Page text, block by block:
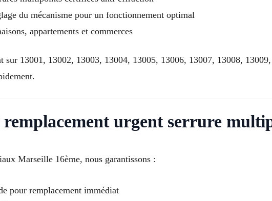
du mécanisme pour un fonctionnement optimal
appartements et commerces
sur 13001, 13002, 13003, 13004, 13005, 13006, 13007, 13008,
remplacement urgent serrure
Marseille 16ème, nous garantissons :
pour remplacement immédiat